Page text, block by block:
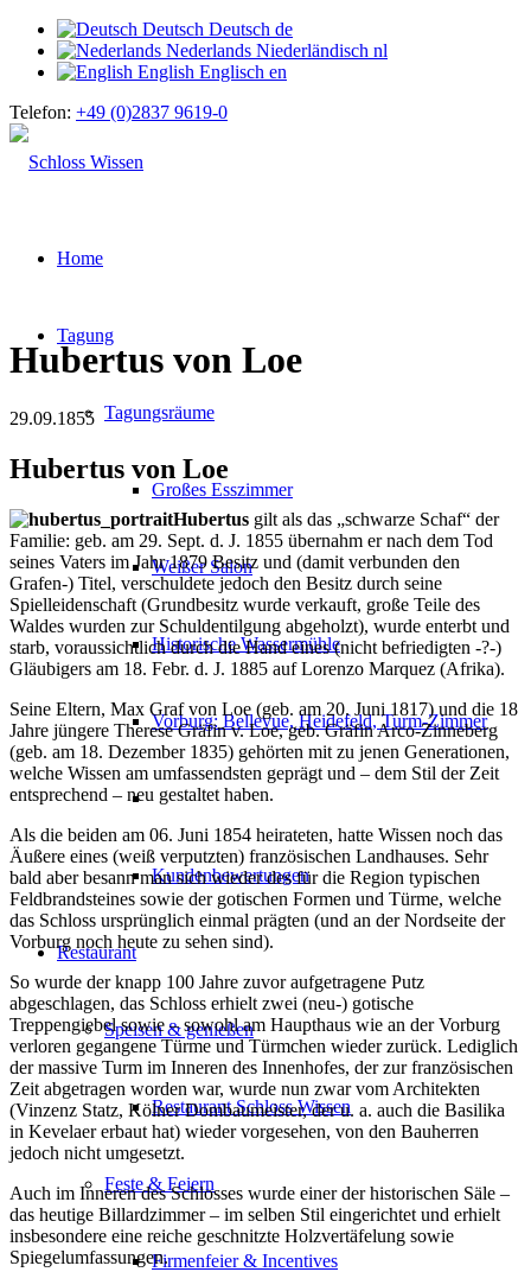
Deutsch Deutsch de
Nederlands Niederländisch nl
English Englisch en
Telefon: +49 (0)2837 9619-0
Home
Tagung
Tagungsräume
Großes Esszimmer
Weißer Salon
Historische Wassermühle
Vorburg: Bellevue, Heidefeld, Turm-Zimmer
Kundenbewertungen
Restaurant
Speisen & genießen
Restaurant Schloss Wissen
Feste & Feiern
Firmenfeier & Incentives
Hubertus von Loe
29.09.1855
Hubertus von Loe
Hubertus gilt als das „schwarze Schaf“ der
Familie: geb. am 29. Sept. d. J. 1855 übernahm er nach dem Tod
seines Vaters im Jahr 1879 Besitz und (damit verbunden den
Grafen-) Titel, verschuldete jedoch den Besitz durch seine
Spielleidenschaft (Grundbesitz wurde verkauft, große Teile des
Waldes wurden zur Schuldentilgung abgeholzt), wurde enterbt und
starb, voraussichtlich durch die Hand eines (nicht befriedigten -?-)
Gläubigers am 18. Febr. d. J. 1885 auf Lorenzo Marquez (Afrika).
Seine Eltern, Max Graf von Loe (geb. am 20. Juni 1817) und die 18
Jahre jüngere Therese Gräfin v. Loe, geb. Gräfin Arco-Zinneberg
(geb. am 18. Dezember 1835) gehörten mit zu jenen Generationen,
welche Wissen am umfassendsten geprägt und – dem Stil der Zeit
entsprechend – neu gestaltet haben.
Als die beiden am 06. Juni 1854 heirateten, hatte Wissen noch das
Äußere eines (weiß verputzten) französischen Landhauses. Sehr
bald aber besann man sich wieder des für die Region typischen
Feldbrandsteines sowie der gotischen Formen und Türme, welche
das Schloss ursprünglich einmal prägten (und an der Nordseite der
Vorburg noch heute zu sehen sind).
So wurde der knapp 100 Jahre zuvor aufgetragene Putz
abgeschlagen, das Schloss erhielt zwei (neu-) gotische
Treppengiebel sowie – sowohl am Haupthaus wie an der Vorburg
verloren gegangene Türme und Türmchen wieder zurück. Lediglich
der massive Turm im Inneren des Innenhofes, der zur französischen
Zeit abgetragen worden war, wurde nun zwar vom Architekten
(Vinzenz Statz, Kölner Dombaumeister, der u. a. auch die Basilika
in Kevelaer erbaut hat) wieder vorgesehen, von den Bauherren
jedoch nicht umgesetzt.
Auch im Inneren des Schlosses wurde einer der historischen Säle –
das heutige Billardzimmer – im selben Stil eingerichtet und erhielt
insbesondere eine reiche geschnitzte Holzvertäfelung sowie
Spiegelumfassungen.